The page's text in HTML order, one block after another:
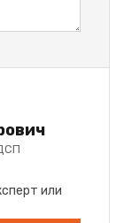
или